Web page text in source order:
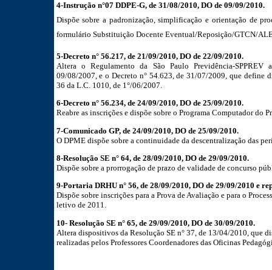
4-Instrução n°07 DDPE-G, de 31/08/2010, DO de 09/09/2010.
Dispõe sobre a padronização, simplificação e orientação de
formulário Substituição Docente Eventual/Reposição/GTCN/
5-Decreto n° 56.217, de 21/09/2010, DO de 22/09/2010.
Altera o Regulamento da São Paulo Previdência-
09/08/2007, e o Decreto n° 54.623, de 31/07/2009, que define
36 da L.C. 1010, de 1°/06/2007.
6-Decreto n° 56.234, de 24/09/2010, DO de 25/09/2010.
Reabre as inscrições e dispõe sobre o Programa Computador do
7-Comunicado GP, de 24/09/2010, DO de 25/09/2010.
O DPME dispõe sobre a continuidade da descentralização das
8-Resolução SE n° 64, de 28/09/2010, DO de 29/09/2010.
Dispõe sobre a prorrogação de prazo de validade de concurso
9-Portaria DRHU n° 56, de 28/09/2010, DO de 29/09/2010 e
Dispõe sobre inscrições para a Prova de Avaliação e para o
letivo de 2011.
10- Resolução SE n° 65, de 29/09/2010, DO de 30/09/2010.
Altera dispositivos da Resolução SE n° 37, de 13/04/2010, que
realizadas pelos Professores Coordenadores das Oficinas